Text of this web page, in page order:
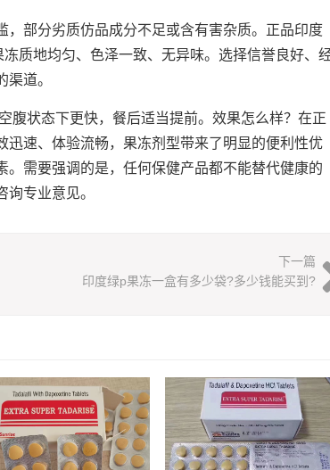
部分劣质仿品成分不足或含有害杂质。正品印度
质地均匀、色泽一致、无异味。选择信誉良好、
道。
腹状态下更快，餐后适当提前。效果怎么样？在正
速、体验流畅，果冻剂型带来了明显的便利性优
需要强调的是，任何保健产品都不能替代健康的
专业意见。
下一篇
印度绿p果冻一盒有多少袋?多少钱能买到?